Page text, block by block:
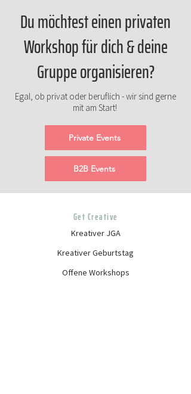
Du möchtest einen privaten
Workshop für dich & deine
Gruppe organisieren?
Egal, ob privat oder beruflich - wir sind gerne
mit am Start!
Private Events
B2B Events
Get Creative
Kreativer JGA
Kreativer Geburtstag
Offene Workshops